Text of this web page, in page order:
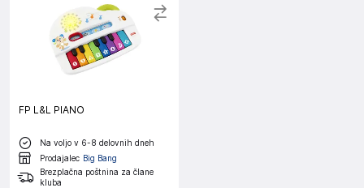
FP L&L PIANO
Na voljo v 6-8 delovnih dneh
Prodajalec Big Bang
Brezplačna poštnina za člane
kluba